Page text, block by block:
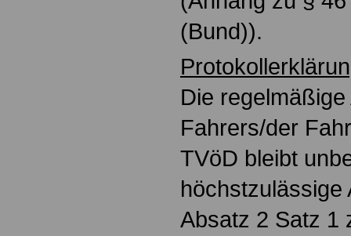
(Bund)).
Die
Fahrers/der
TVöD bleibt
höchstzulässige
Absatz 2 Satz 1